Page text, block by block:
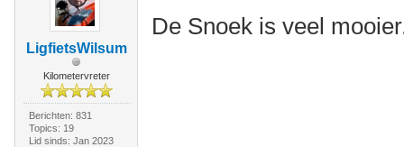
LigfietsWilsum
Kilometervreter
Berichten: 831
Topics: 19
Lid sinds: Jan 2023
De Snoek is veel